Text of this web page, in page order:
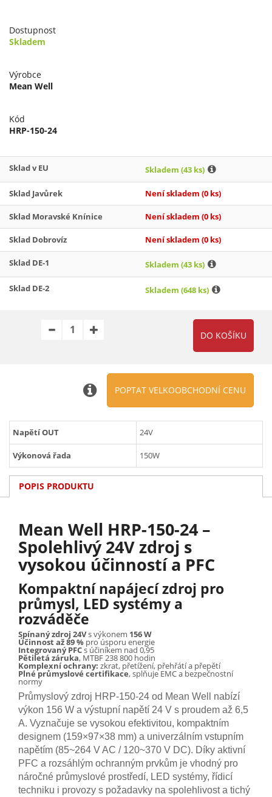
Dostupnost
Skladem
Výrobce
Mean Well
Kód
HRP-150-24
Sklad v EU Skladem (43 ks)
Sklad Javůrek Není skladem (0 ks)
Sklad Moravské Knínice Není skladem (0 ks)
Sklad Dobrovíz Není skladem (0 ks)
Sklad DE-1 Skladem (43 ks)
Sklad DE-2 Skladem (648 ks)
POPTAT VELKOOBCHODNÍ CENU
Napětí OUT 24V
Výkonová řada 150W
POPIS PRODUKTU
Mean Well HRP-150-24 –
Spolehlivý 24V zdroj s
vysokou účinností a PFC
Kompaktní napájecí zdroj pro
průmysl, LED systémy a
rozváděče
Spínaný zdroj 24Vs výkonem 156 W
Účinnost až 89 % pro úsporu energie
Integrovaný PFCs účiníkem nad 0,95
Pětiletá záruka, MTBF 238 800 hodin
Komplexní ochrany: zkrat, přetížení, přehřátí a přepětí
Plné průmyslové certifikace, splňuje EMC a bezpečnostní
normy
Průmyslový zdroj HRP-150-24 od Mean Well nabízí
výkon 156 W a výstupní napětí 24 V s proudem až 6,5
A. Vyznačuje se vysokou efektivitou, kompaktním
designem (159×97×38 mm) a univerzálním vstupním
napětím (85~264 V AC / 120~370 V DC). Díky aktivní
PFC a rozsáhlým ochranným prvkům je vhodný pro
náročné průmyslové prostředí, LED systémy, řídicí
techniku i provozy s požadavky na spolehlivost a tichý